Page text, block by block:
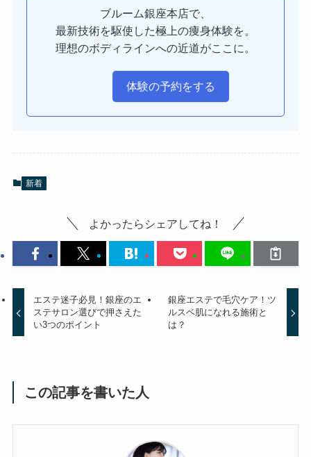
ブルーム銀座本店で、
最新技術を駆使した極上の痩身体験を。
理想のボディラインへの近道がここに。
体験の予約をする
新着
よかったらシェアしてね！
エステ迷子必見！銀座のエ
ステサロン選びで押さえた
い3つのポイント
銀座エステで毛穴ケア！ツ
ルスベ肌になれる施術と
は？
この記事を書いた人